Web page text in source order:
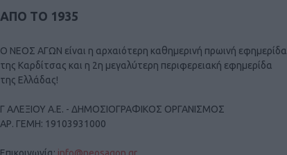
ΑΠΟ ΤΟ 1935
Ο ΝΕΟΣ ΑΓΩΝ είναι η αρχαιότερη καθημερινή πρωινή εφημερίδα
της Καρδίτσας και η 2η μεγαλύτερη περιφερειακή εφημερίδα
της Ελλάδας!
Γ ΑΛΕΞΙΟΥ Α.Ε. - ΔΗΜΟΣΙΟΓΡΑΦΙΚΟΣ ΟΡΓΑΝΙΣΜΟΣ
ΑΡ. ΓΕΜΗ: 19103931000
Επικοινωνία: info@neosagon.gr